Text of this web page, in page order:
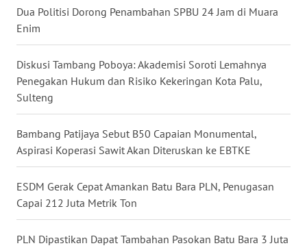
Dua Politisi Dorong Penambahan SPBU 24 Jam di Muara
Enim
Diskusi Tambang Poboya: Akademisi Soroti Lemahnya
Penegakan Hukum dan Risiko Kekeringan Kota Palu,
Sulteng
Bambang Patijaya Sebut B50 Capaian Monumental,
Aspirasi Koperasi Sawit Akan Diteruskan ke EBTKE
ESDM Gerak Cepat Amankan Batu Bara PLN, Penugasan
Capai 212 Juta Metrik Ton
PLN Dipastikan Dapat Tambahan Pasokan Batu Bara 3 Juta
WN
BABEL
WN
SUMBAR
SUMSEL
BENGKULU
WN
LAMPUNG